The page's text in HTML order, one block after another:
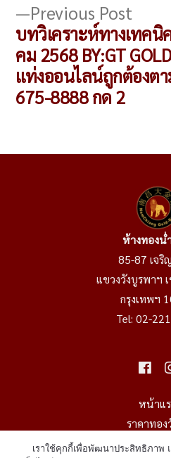
Previous Post
post:
บทวิเคราะห์ทางเทคนิ
คม 2568 BY:GT
แท่งออนไลน์ถูกต้องต
675-8888 กด 2
ห้างทองน่
85-87 เจริ
แขวงวังบูรพาฯ
กรุงเทพฯ
Tel: 02-
หน้าแ
ราคาทอ
ราคาทองย้
เราใช้คุกกี้เพื่อพัฒนาประสิทธิภาพ